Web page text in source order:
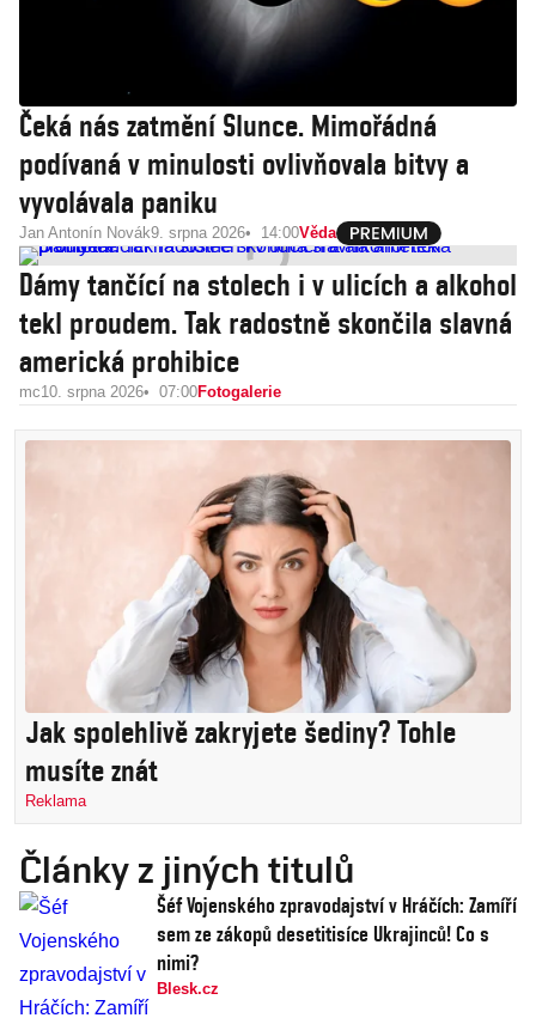
Čeká nás zatmění Slunce. Mimořádná
podívaná v minulosti ovlivňovala bitvy a
vyvolávala paniku
Jan Antonín Novák9. srpna 2026 14:00Věda
Dámy tančící na stolech i v ulicích a alkohol
tekl proudem. Tak radostně skončila slavná
americká prohibice
mc10. srpna 2026 07:00Fotogalerie
Jak spolehlivě zakryjete šediny? Tohle
musíte znát
Reklama
Články z jiných titulů
Šéf Vojenského zpravodajství v Hráčích: Zamíří
sem ze zákopů desetitisíce Ukrajinců! Co s
nimi?
Blesk.cz